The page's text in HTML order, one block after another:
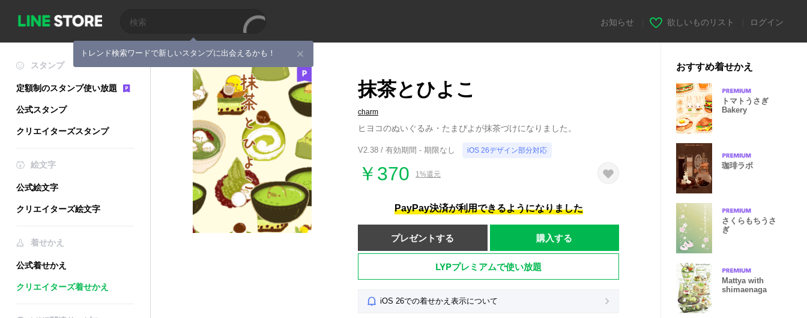
トレンド検索ワードで新しいスタンプに出会えるかも！
お知らせ 欲しいものリスト ログイン
スタンプ
定額制のスタンプ使い放題
公式スタンプ
クリエイターズスタンプ
絵文字
公式絵文字
クリエイターズ絵文字
着せかえ
公式着せかえ
クリエイターズ着せかえ
抹茶とひよこ
charm
ヒヨコのぬいぐるみ・たまぴよが抹茶づけになりました。
V2.38 / 有効期間 - 期限なし iOS 26デザイン部分対応
￥370 1%還元
PayPay決済が利用できるようになりました
プレゼントする 購入する
LYPプレミアムで使い放題
iOS 26での着せかえ表示について
おすすめ着せかえ
トマトうさぎ
Bakery
珈琲ラボ
さくらもちうさ
ぎ
Mattya with
shimaenaga